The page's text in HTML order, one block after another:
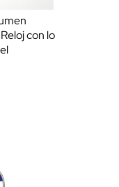
con lo